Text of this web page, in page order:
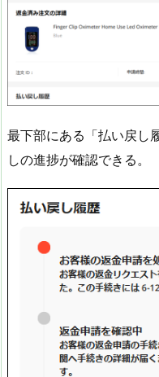
最下部にある「払い戻し
しの進捗が確認できる。